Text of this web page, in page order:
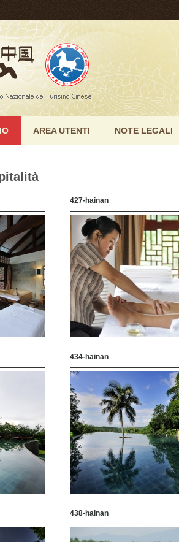
AREA UTENTI NOTE LEGALI
427-hainan
434-hainan
438-hainan